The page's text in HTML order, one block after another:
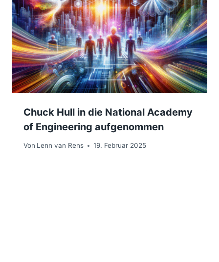
Chuck Hull in die National Academy
of Engineering aufgenommen
Von Lenn van Rens 19. Februar 2025